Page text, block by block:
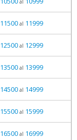
al
11500al 11999
12500al 12999
13500al 13999
14500al 14999
15500al 15999
16500al 16999